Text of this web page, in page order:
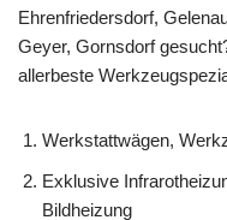
Ehrenfriedersdorf,
Geyer, Gornsdorf
allerbeste
Werkstattwägen,
Exklusive
Bildheizung